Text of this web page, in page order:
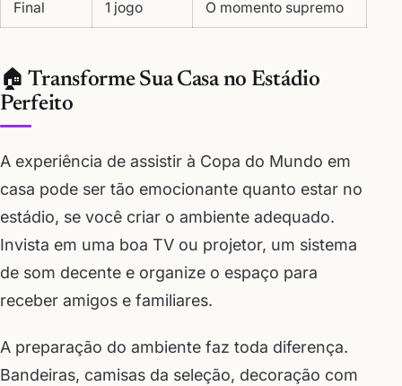
Final 1 jogo O momento supremo
🏠 Transforme Sua Casa no Estádio
Perfeito
A experiência de assistir à Copa do Mundo em
casa pode ser tão emocionante quanto estar no
estádio, se você criar o ambiente adequado.
Invista em uma boa TV ou projetor, um sistema
de som decente e organize o espaço para
receber amigos e familiares.
A preparação do ambiente faz toda diferença.
Bandeiras, camisas da seleção, decoração com